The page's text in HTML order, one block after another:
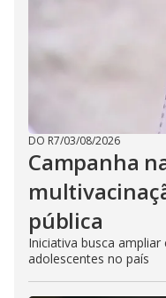
DO R7/03/08/2026
Campanha
pública
Iniciativa busca
adolescentes no país